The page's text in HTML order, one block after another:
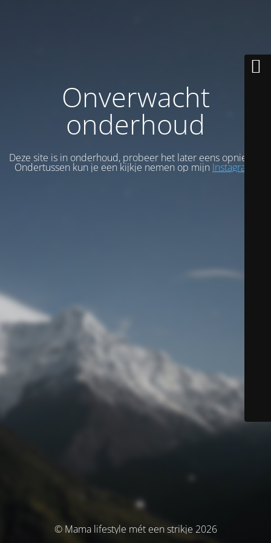
Onverwacht
onderhoud
Deze site is in onderhoud, probeer het later eens opnieuw.
Ondertussen kun je een kijkje nemen op mijn Instagram
© Mama lifestyle mét een strikje 2026